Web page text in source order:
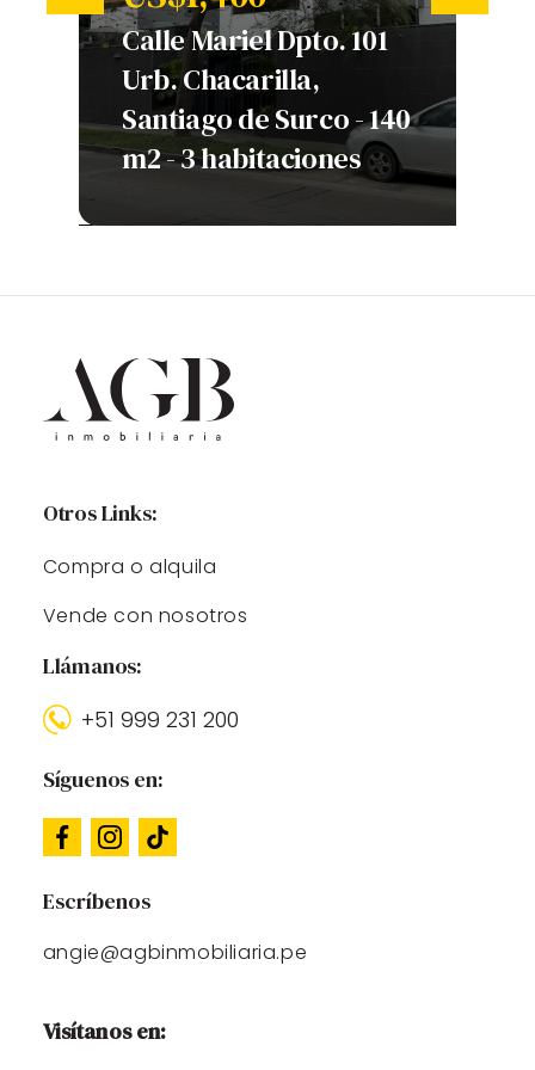
Calle Mariel Dpto. 101
Urb. Chacarilla,
Santiago de Surco - 140
m2 - 3 habitaciones
Otros Links:
Compra o alquila
Vende con nosotros
Llámanos:
+51 999 231 200
Síguenos en:
Escríbenos
angie@agbinmobiliaria.pe
Visítanos en: